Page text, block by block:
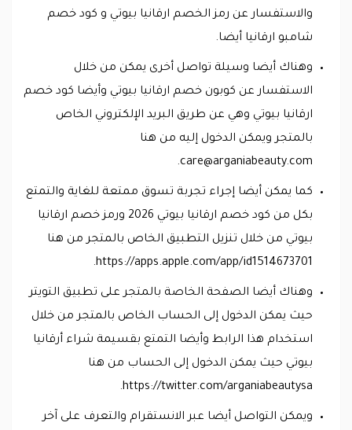
والاستفسار عن رمز الخصم ارقانيا بيوتي و كود خصم
شامبو ارقانيا أيضا.
وهناك أيضا وسيلة تواصل أخرى يمكن من خلال
الاستفسار عن كوبون خصم ارقانيا بيوتي وأيضا كود خصم
ارقانيا بيوتي وهي عن طريق البريد الإلكتروني الخاص
بالمتجر ويمكن الدخول إليه من هنا
care@arganiabeauty.com
.
كما يمكن أيضا إجراء تجربة تسوق ممتعة للغاية والتمتع
بكل من كود خصم ارقانيا بيوتي 2026 ورمز خصم ارقانيا
بيوتي من خلال تنزيل التطبيق الخاص بالمتجر من هنا
https://apps.apple.com/app/id1514673701.
وهناك أيضا الصفحة الخاصة بالمتجر على تطبيق التويتر
حيث يمكن الدخول إلى الحساب الخاص بالمتجر من خلال
استخدام هذا الرابط وأيضا التمتع بقسيمة شراء أرقانيا
بيوتي حيث يمكن الدخول إلى الحساب من هنا
https://twitter.com/arganiabeautysa.
ويمكن التواصل أيضا عبر الانستقرام والتعرف على آخر